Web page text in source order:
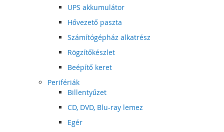
UPS akkumulátor
Hővezető paszta
Számítógépház alkatrész
Rögzítőkészlet
Beépítő keret
Perifériák
Billentyűzet
CD, DVD, Blu-ray lemez
Egér